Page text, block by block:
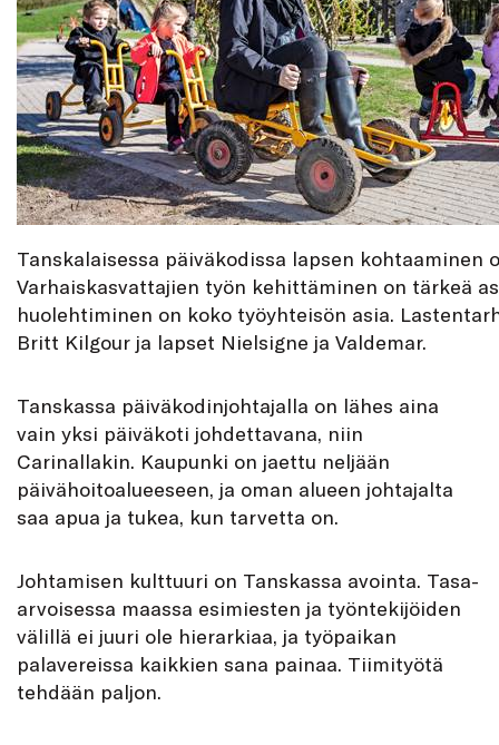
Tanskalaisessa päiväkodissa lapsen kohtaaminen
Varhaiskasvattajien työn kehittäminen on tärkeä
huolehtiminen on koko työyhteisön asia.
Britt Kilgour ja lapset Nielsigne ja Valdemar.
Tanskassa päiväkodinjohtajalla on lähes aina
vain yksi päiväkoti johdettavana, niin
Carinallakin. Kaupunki on jaettu neljään
päivähoitoalueeseen, ja oman alueen johtajalta
saa apua ja tukea, kun tarvetta on.
Johtamisen kulttuuri on Tanskassa avointa. Tasa-
arvoisessa maassa esimiesten ja työntekijöiden
välillä ei juuri ole hierarkiaa, ja työpaikan
palavereissa kaikkien sana painaa. Tiimityötä
tehdään paljon.